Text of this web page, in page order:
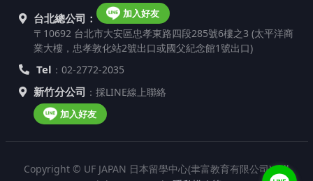
台北總公司： 加入好友
〒10692 台北市大安區忠孝東路四段285號6樓之3 (太平洋商
業大樓，忠孝敦化站2號出口或國父紀念館1號出口)
Tel ：02-2772-2035
新竹分公司 ：採LINE線上聯絡
加入好友
Copyright © UF JAPAN 日本留學中心(聿富教育有限公司). All